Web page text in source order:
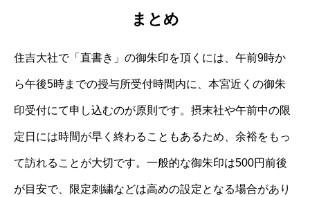
まとめ
住吉大社で「直書き」の御朱印を頂くには、午前9時か
ら午後5時までの授与所受付時間内に、本宮近くの御朱
印受付にて申し込むのが原則です。摂末社や午前中の限
定日には時間が早く終わることもあるため、余裕をもっ
て訪れることが大切です。一般的な御朱印は500円前後
が目安で、限定刺繍などは高めの設定となる場合があり